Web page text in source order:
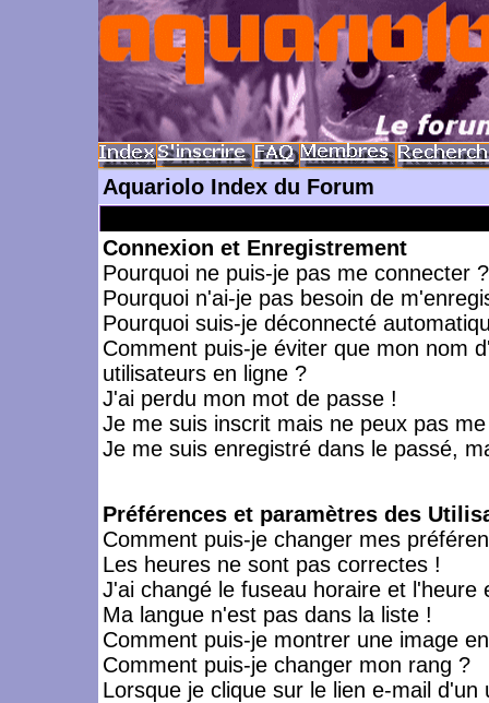
Aquariolo Index du Forum
Connexion et Enregistrement
Pourquoi ne puis-je pas me connecter ?
Pourquoi n'ai-je pas besoin de
Pourquoi suis-je déconnecté
Comment puis-je éviter que mon nom
utilisateurs en ligne ?
J'ai perdu mon mot de passe !
Je me suis inscrit mais ne peux pas
Je me suis enregistré dans le passé,
Préférences et paramètres des
Comment puis-je changer mes
Les heures ne sont pas correctes !
J'ai changé le fuseau horaire et l'heure
Ma langue n'est pas dans la liste !
Comment puis-je montrer une image
Comment puis-je changer mon rang ?
Lorsque je clique sur le lien e-mail